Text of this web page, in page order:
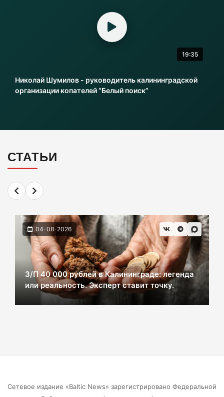
Литовский шпион осужден в Калининграде
06-08-2026
700 млн рублей
В Черняховске из реки достали тело
женщины. Следком проводит проверку.
06-08-2026
В центре Зеленоградска уже неделю
красуется фекальная лужа
19:35
Николай Шумилов - руководитель калининградской
организации копателей “Белый поиск”
СТАТЬИ
04-08-2026
З/П 40 000 рублей в Калининграде: легенда
или реальность. Эксперт ставит точку.
Сетевое издание «Baltic News» зарегистрировано Федеральной